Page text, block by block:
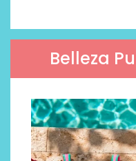
Belleza